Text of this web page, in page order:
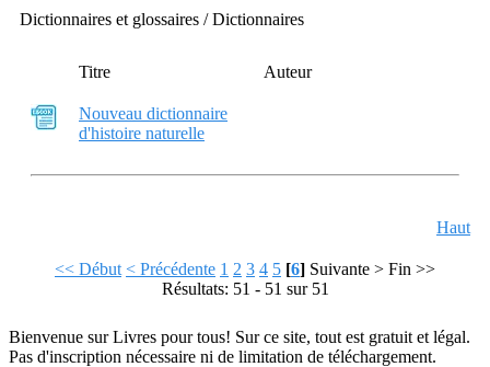
Dictionnaires et glossaires / Dictionnaires
Titre Auteur
Nouveau dictionnaire
d'histoire naturelle
Haut
<< Début < Précédente 1 2 3 4 5 [6] Suivante > Fin >>
Résultats: 51 - 51 sur 51
Bienvenue sur Livres pour tous! Sur ce site, tout est gratuit et légal.
Pas d'inscription nécessaire ni de limitation de téléchargement.